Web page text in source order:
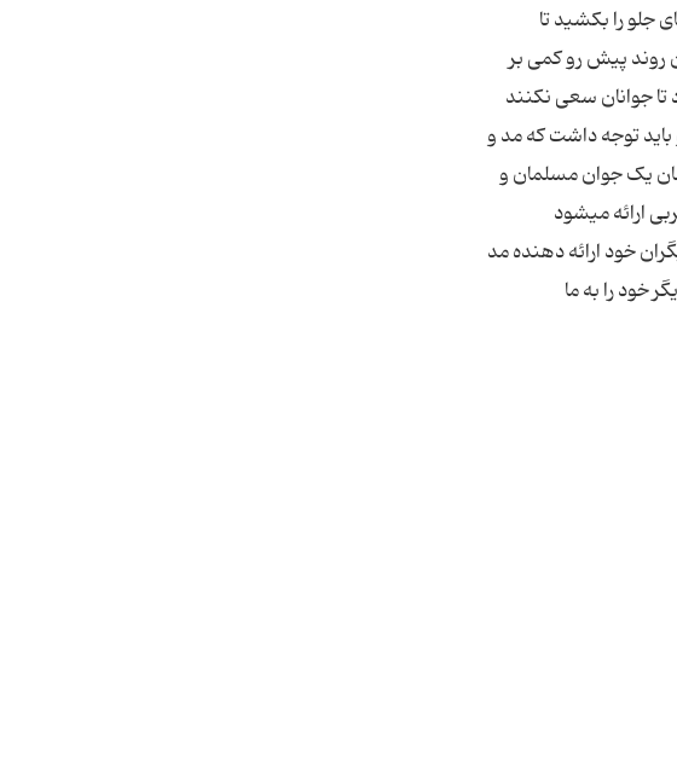
جلو را بکشید تا
روند پیش رو کمی بر
تا جوانان سعی نکنند
باید توجه داشت که مد و
یک جوان مسلمان و
ارائه میشود
خود ارائه دهنده مد
خود را به ما